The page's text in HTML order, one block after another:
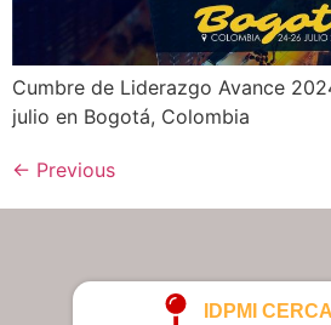
Cumbre de Liderazgo Avance
julio en Bogotá, Colombia
← Previous
IDPMI